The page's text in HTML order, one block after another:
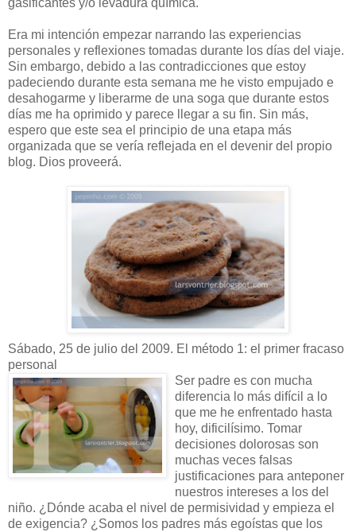
Era mi intención empezar narrando las experiencias
personales y reflexiones tomadas durante los días del viaje.
Sin embargo, debido a las contradicciones que estoy
padeciendo durante esta semana me he visto empujado e
desahogarme y liberarme de una soga que durante estos
días me ha oprimido y parece llegar a su fin. Sin más,
espero que este sea el principio de una etapa más
organizada que se vería reflejada en el devenir del propio
blog. Dios proveerá.
Sábado, 25 de julio del 2009. El método 1: el primer fracaso
personal
Ser padre es con mucha
diferencia lo más difícil a lo
que me he enfrentado hasta
hoy, dificilísimo. Tomar
decisiones dolorosas son
muchas veces falsas
justificaciones para anteponer
nuestros intereses a los del
niño. ¿Dónde acaba el nivel de permisividad y empieza el
de exigencia? ¿Somos los padres más egoístas que los